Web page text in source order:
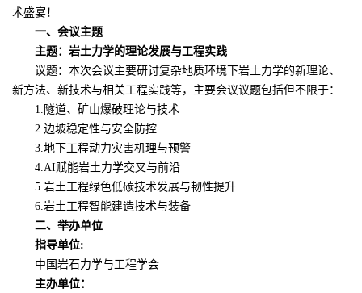
术盛宴！
一、会议主题
主题：岩土力学的理论发展与工程实践
议题：本次会议主要研讨复杂地质环境下岩土力学的新理论、
新方法、新技术与相关工程实践等，主要会议议题包括但不限于：
1.隧道、矿山爆破理论与技术
2.边坡稳定性与安全防控
3.地下工程动力灾害机理与预警
4.AI赋能岩土力学交叉与前沿
5.岩土工程绿色低碳技术发展与韧性提升
6.岩土工程智能建造技术与装备
二、举办单位
指导单位:
中国岩石力学与工程学会
主办单位：